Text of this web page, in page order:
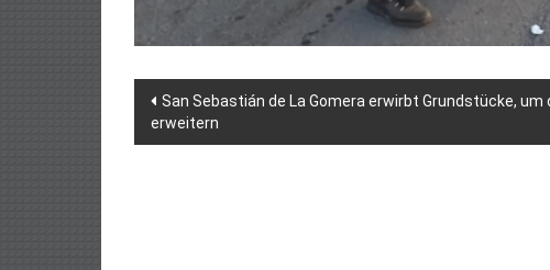
Beitragsnavigation
San Sebastián de La Gomera erwirbt Grundstücke,
erweitern